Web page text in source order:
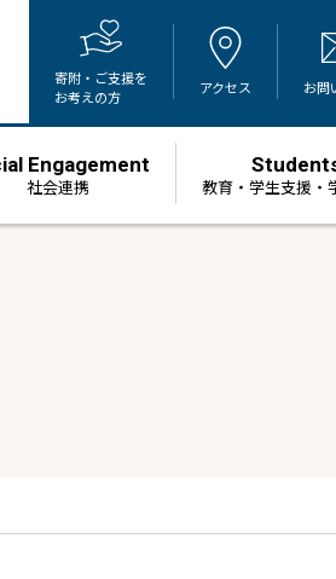
寄附・ご支援を
お考えの方
アクセス お問
Engagement
社会連携 教育・学生支援・